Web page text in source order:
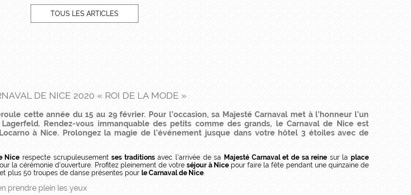
TOUS LES ARTICLES
DE NICE 2020 « ROI DE LA MODE »
cette année du 15 au 29 février. Pour l’occasion, sa Majesté Carnaval met à l’honneur l’un
Rendez-vous immanquable des petits comme des grands, le Carnaval de Nice est
à Nice. Prolongez la magie de l’événement jusque dans votre hôtel 3 étoiles avec de
Nice respecte scrupuleusementses traditionsavec l’arrivée de sa Majesté Carnaval et de sa reine sur laplace
la cérémonie d’ouverture. Profitez pleinement de votreséjour à Nicepour faire la fête pendant une quinzaine de
plus 50 troupes de danse présentes pour le Carnaval de Nice
prendre plein les yeux